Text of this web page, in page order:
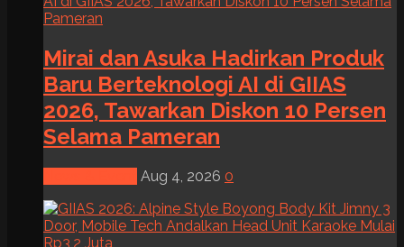
Mirai dan Asuka Hadirkan Produk
Baru Berteknologi AI di GIIAS
2026, Tawarkan Diskon 10 Persen
Selama Pameran
Aug 4, 2026 0